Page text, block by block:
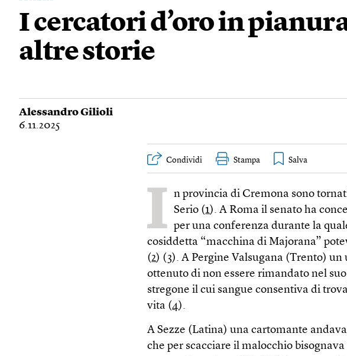
I cercatori d’oro in
altre storie
Alessandro Gilioli
6.11.2025
Condividi Stampa
I n provincia di Cremona sono
Serio (1). A Roma il senato ha
per una conferenza durante la
cosiddetta “macchina di Majorana”
(2) ( 3). A Pergine Valsugana (Trento)
ottenuto di non essere rimandato nel
stregone il cui sangue consentiva di
vita (4).
A Sezze (Latina) una cartomante
che per scacciare il malocchio